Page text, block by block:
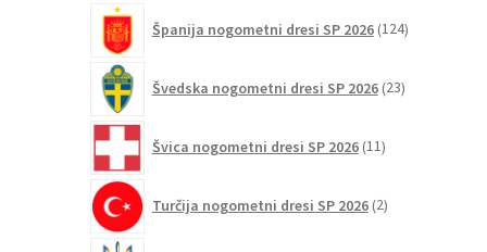
Španija nogometni dresi SP 2026 124izdelkov
Švedska nogometni dresi SP 2026 23izdelkov
Švica nogometni dresi SP 2026 11izdelkov
Turčija nogometni dresi SP 2026 2izdelka